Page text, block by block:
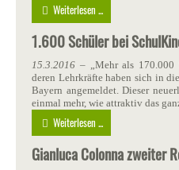
Weiterlesen ...
1.600 Schüler bei
15.3.2016 – „Mehr als 170.000
deren Lehrkräfte haben sich in
Bayern angemeldet. Dieser
einmal mehr, wie attraktiv das
Weiterlesen ...
Gianluca Colonna zweiter